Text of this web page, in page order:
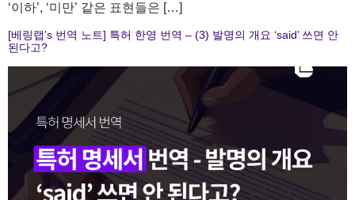
‘이하’, ‘미만’ 같은 표현들은 […]
[베링랩’s 번역 노트] 특허 한영 번역 – (3) 발명의 개요 ‘said’ 쓰면 안
된다고?